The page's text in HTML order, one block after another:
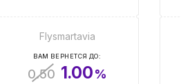
Flysmartavia
ВАМ ВЕРНЕТСЯ ДО:
0.50 1.00%